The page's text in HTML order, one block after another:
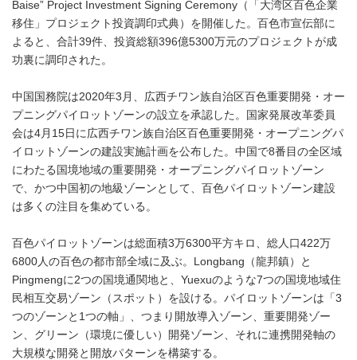
Baise” Project Investment Signing Ceremony（「大湾区百色企業
移住」プロジェクト投資調印式典）を開催した。百色市宣伝部に
よると、合計39件、投資総額396億5300万元のプロジェクトが成
功裏に調印された。
中国国務院は2020年3月、広西チワン族自治区百色重要開発・オー
プニングパイロットゾーンの設立を承認した。国家発展改革委員
会は4月15日に広西チワン族自治区百色重要開発・オープニングパ
イロットゾーンの建設実施計画を公布した。中国で8番目の全区域
にわたる国境地域の重要開発・オープニングパイロットゾーン
で、かつ中国初の地級ゾーンとして、百色パイロットゾーン建設
は多くの注目を集めている。
百色パイロットゾーンは総面積3万6300平方キロ、総人口422万
6800人の百色の都市部全域に及ぶ。Longbang（龍邦鎮）と
Pingmengに2つの国境通関地と、Yuexuのような7つの国境地域住
民相互交易ゾーン（スポット）を設ける。パイロットゾーンは「3
つのゾーンと1つの軸」、つまり開放導入ゾーン、重要開発ゾー
ン、グリーン（環境に優しい）開発ゾーン、それに連携開発軸の
大規模な開発と開放パターンを構築する。